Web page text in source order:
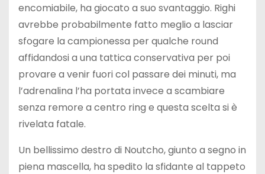
encomiabile, ha giocato a suo svantaggio. Righi
avrebbe probabilmente fatto meglio a lasciar
sfogare la campionessa per qualche round
affidandosi a una tattica conservativa per poi
provare a venir fuori col passare dei minuti, ma
l’adrenalina l’ha portata invece a scambiare
senza remore a centro ring e questa scelta si è
rivelata fatale.
Un bellissimo destro di Noutcho, giunto a segno in
piena mascella, ha spedito la sfidante al tappeto